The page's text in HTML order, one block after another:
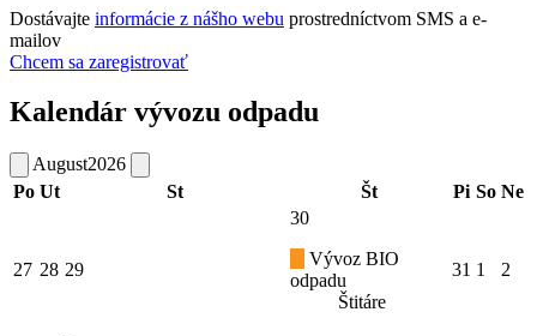
Dostávajte informácie z nášho webu prostredníctvom SMS a e-
mailov
Chcem sa zaregistrovať
Kalendár vývozu odpadu
August2026
Po Ut St Št Pi So Ne
27 28 29
30
Vývoz BIO
odpadu
Štitáre
31 1 2